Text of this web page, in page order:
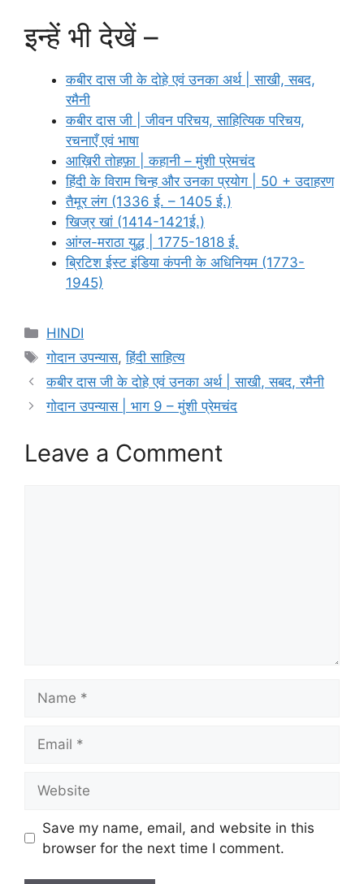
इन्हें भी देखें –
कबीर दास जी के दोहे एवं उनका अर्थ | साखी, सबद,
रमैनी
कबीर दास जी | जीवन परिचय, साहित्यिक परिचय,
रचनाएँ एवं भाषा
आख़िरी तोहफ़ा | कहानी – मुंशी प्रेमचंद
हिंदी के विराम चिन्ह और उनका प्रयोग | 50 + उदाहरण
तैमूर लंग (1336 ई. – 1405 ई.)
खिज्र खां (1414-1421ई.)
आंग्ल-मराठा युद्ध | 1775-1818 ई.
ब्रिटिश ईस्ट इंडिया कंपनी के अधिनियम (1773-
1945)
Categories
HINDI
Tags
गोदान उपन्यास,हिंदी साहित्य
कबीर दास जी के दोहे एवं उनका अर्थ | साखी, सबद, रमैनी
गोदान उपन्यास | भाग 9 – मुंशी प्रेमचंद
Leave a Comment
Save my name, email, and website in this
browser for the next time I comment.